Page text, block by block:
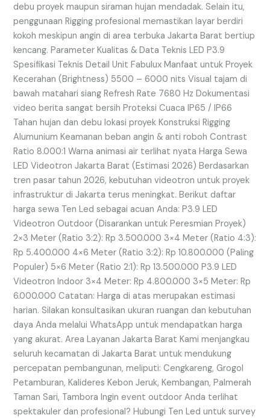
debu proyek maupun siraman hujan mendadak. Selain itu,
penggunaan Rigging profesional memastikan layar berdiri
kokoh meskipun angin di area terbuka Jakarta Barat bertiup
kencang. Parameter Kualitas & Data Teknis LED P3.9
Spesifikasi Teknis Detail Unit Fabulux Manfaat untuk Proyek
Kecerahan (Brightness) 5500 – 6000 nits Visual tajam di
bawah matahari siang Refresh Rate 7680 Hz Dokumentasi
video berita sangat bersih Proteksi Cuaca IP65 / IP66
Tahan hujan dan debu lokasi proyek Konstruksi Rigging
Alumunium Keamanan beban angin & anti roboh Contrast
Ratio 8.000:1 Warna animasi air terlihat nyata Harga Sewa
LED Videotron Jakarta Barat (Estimasi 2026) Berdasarkan
tren pasar tahun 2026, kebutuhan videotron untuk proyek
infrastruktur di Jakarta terus meningkat. Berikut daftar
harga sewa Ten Led sebagai acuan Anda: P3.9 LED
Videotron Outdoor (Disarankan untuk Peresmian Proyek)
2×3 Meter (Ratio 3:2): Rp 3.500.000 3×4 Meter (Ratio 4:3):
Rp 5.400.000 4×6 Meter (Ratio 3:2): Rp 10.800.000 (Paling
Populer) 5×6 Meter (Ratio 2:1): Rp 13.500.000 P3.9 LED
Videotron Indoor 3×4 Meter: Rp 4.800.000 3×5 Meter: Rp
6.000.000 Catatan: Harga di atas merupakan estimasi
harian. Silakan konsultasikan ukuran ruangan dan kebutuhan
daya Anda melalui WhatsApp untuk mendapatkan harga
yang akurat. Area Layanan Jakarta Barat Kami menjangkau
seluruh kecamatan di Jakarta Barat untuk mendukung
percepatan pembangunan, meliputi: Cengkareng, Grogol
Petamburan, Kalideres Kebon Jeruk, Kembangan, Palmerah
Taman Sari, Tambora Ingin event outdoor Anda terlihat
spektakuler dan profesional? Hubungi Ten Led untuk survey